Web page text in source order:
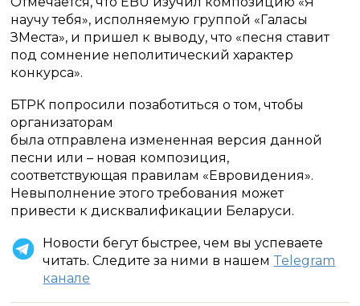
научу тебя», исполняемую группой «Галасы
ЗМеста», и пришел к выводу, что «песня ставит
под сомнение неполитический характер
конкурса».
БТРК попросили позаботиться о том, чтобы
организаторам
была отправлена измененная версия данной
песни или – новая композиция,
соответствующая правилам «Евровидения».
Невыполнение этого требования может
привести к дисквалификации Беларуси.
Новости бегут быстрее, чем вы успеваете
читать. Следите за ними в нашем Telegram
канале